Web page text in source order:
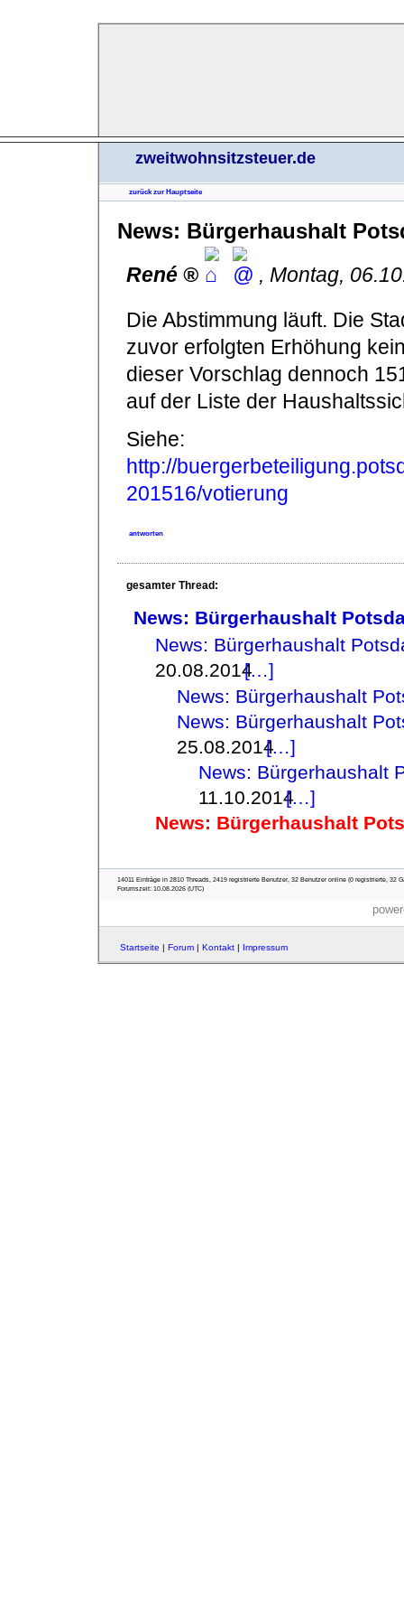
zweitwohnsitzsteuer.de
zurück zur Hauptseite
News: Bürgerhaushalt
René
, Montag,
Die Abstimmung läuft. Die
zuvor erfolgten Erhöhung
dieser Vorschlag dennoch
auf der Liste der
Siehe:
http://
201516/votierung
antworten
gesamter Thread:
News: Bürgerhaushalt
News: Bürgerhaushalt
20.08.2014
News: Bürgerhaushalt
News: Bürgerhaushalt
25.08.2014
News: Bürgerhaushalt
11.10.2014
News: Bürgerhaushalt
14011 Einträge in 2810 Threads, 2419 registrierte Benutzer, 32 Benutzer online (0 registrierte, 32
Forumszeit: 10.08.2026 (UTC)
Startseite | Forum| Kontakt| Impressum